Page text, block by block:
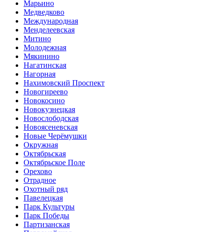
Марьино
Медведково
Международная
Менделеевская
Митино
Молодежная
Мякинино
Нагатинская
Нагорная
Нахимовский Проспект
Новогиреево
Новокосино
Новокузнецкая
Новослободская
Новоясеневская
Новые Черёмушки
Окружная
Октябрьская
Октябрьское Поле
Орехово
Отрадное
Охотный ряд
Павелецкая
Парк Культуры
Парк Победы
Партизанская